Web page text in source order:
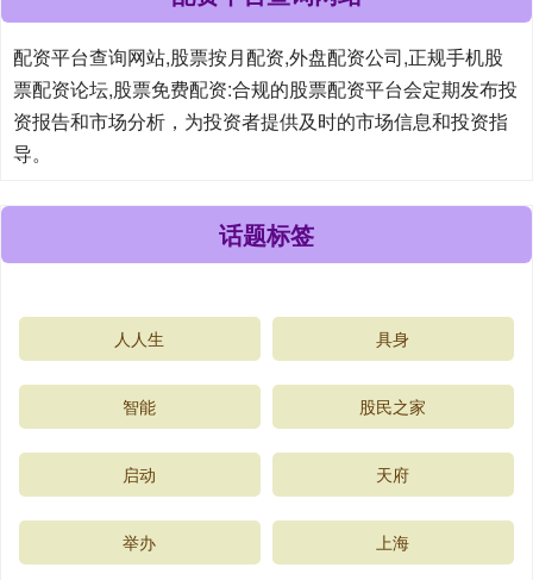
配资平台查询网站,股票按月配资,外盘配资公司,正规手机股
票配资论坛,股票免费配资:合规的股票配资平台会定期发布投
资报告和市场分析，为投资者提供及时的市场信息和投资指
导。
话题标签
人人生 具身
智能 股民之家
启动 天府
举办 上海